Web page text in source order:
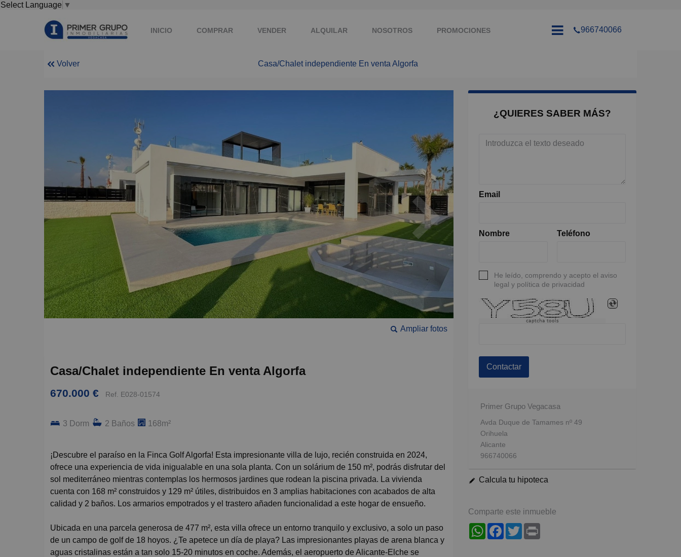
Select Language ▼
INICIO COMPRAR VENDER ALQUILAR NOSOTROS PROMOCIONES 966740066
Volver Casa/Chalet independiente En venta Algorfa
Ampliar fotos
Casa/Chalet independiente En venta Algorfa
670.000 € Ref. E028-01574
3 Dorm 2 Baños 168m²
¡Descubre el paraíso en la Finca Golf Algorfa! Esta impresionante villa de lujo, recién construida en 2024,
ofrece una experiencia de vida inigualable en una sola planta. Con un solárium de 150 m², podrás disfrutar del
sol mediterráneo mientras contemplas los hermosos jardines que rodean la piscina privada. La vivienda
cuenta con 168 m² construidos y 129 m² útiles, distribuidos en 3 amplias habitaciones con acabados de alta
calidad y 2 baños. Los armarios empotrados y el trastero añaden funcionalidad a este hogar de ensueño.
Ubicada en una parcela generosa de 477 m², esta villa ofrece un entorno tranquilo y exclusivo, a solo un paso
de un campo de golf de 18 hoyos. ¿Te apetece un día de playa? Las impresionantes playas de arena blanca y
aguas cristalinas están a tan solo 15-20 minutos en coche. Además, el aeropuerto de Alicante-Elche se
¿QUIERES SABER MÁS?
Email
Nombre Teléfono
He leído, comprendo y acepto el aviso
legal y política de privacidad
captcha tools
Contactar
Primer Grupo Vegacasa
Avda Duque de Tamames nº 49
Orihuela
Alicante
966740066
Calcula tu hipoteca
Comparte este inmueble
WhatsAppFacebook
Twitter